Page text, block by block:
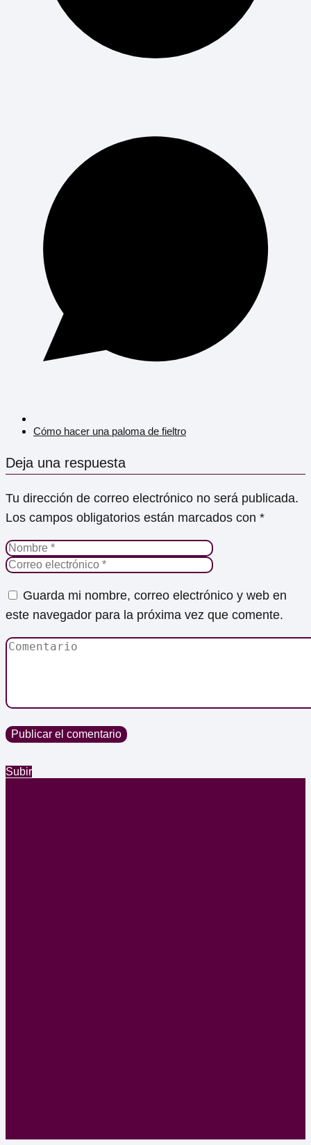
Cómo hacer una paloma de fieltro
Deja una respuesta
Tu dirección de correo electrónico no será publicada.
Los campos obligatorios están marcados con *
Guarda mi nombre, correo electrónico y web en
este navegador para la próxima vez que comente.
Subir